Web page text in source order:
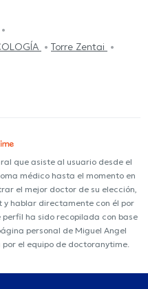
Torre Zentai
que asiste al usuario desde el
médico hasta el momento en
el mejor doctor de su elección,
hablar directamente con él por
ha sido recopilada con base
personal de Miguel Angel
por el equipo de doctoranytime.